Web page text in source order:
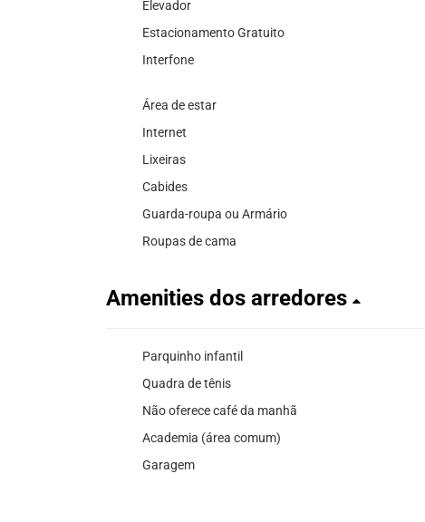
Elevador
Estacionamento Gratuito
Interfone
Área de estar
Internet
Lixeiras
Cabides
Guarda-roupa ou Armário
Roupas de cama
Amenities dos arredores
Parquinho infantil
Quadra de tênis
Não oferece café da manhã
Academia (área comum)
Garagem